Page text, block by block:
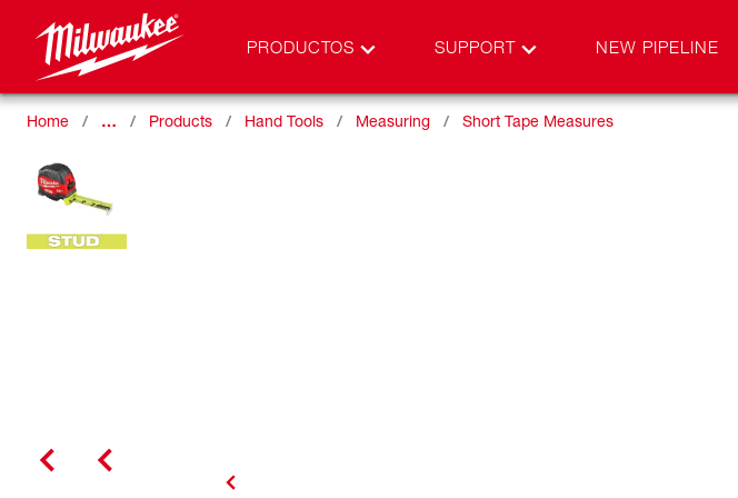
PRODUCTOS SUPPORT NEW PIPELINE
Home … Products Hand Tools Measuring Short Tape Measures